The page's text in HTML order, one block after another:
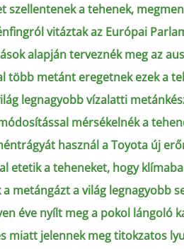
szellentenek a tehenek,
vitáztak az Európai
alapján terveznék meg az
több metánt eregetnek ezek a
legnagyobb vízalatti
mérsékelnék a
használ a Toyota új
etetik a teheneket, hogy
a metángázt a világ legnagyobb
éve nyílt meg a pokol lángoló
miatt jelennek meg titokzatos